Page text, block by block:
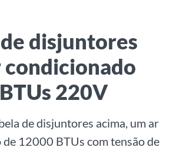
disjuntores
condicionado
220V
de disjuntores acima, um ar
12000 BTUs com tensão de